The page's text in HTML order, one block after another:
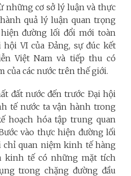
những cơ sở lý luận và thực
quả lý luận quan trọng
đường lối đổi mới toàn
VI của Đảng, sự đúc kết
Việt Nam và tiếp thu có
của các nước trên thế giới.
đất nước đến trước Đại hội
tế nước ta vận hành trong
hoạch hóa tập trung quan
vào thực hiện đường lối
chỉ quan niệm kinh tế hàng
kinh tế có những mặt tích
trong chặng đường đầu